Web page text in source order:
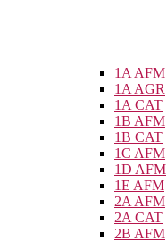
1A AFM
1A AGR
1A CAT
1B AFM
1B CAT
1C AFM
1D AFM
1E AFM
2A AFM
2A CAT
2B AFM